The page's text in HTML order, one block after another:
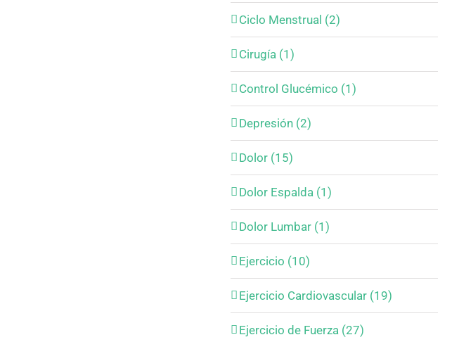
Ciclo Menstrual (2)
Cirugía (1)
Control Glucémico (1)
Depresión (2)
Dolor (15)
Dolor Espalda (1)
Dolor Lumbar (1)
Ejercicio (10)
Ejercicio Cardiovascular (19)
Ejercicio de Fuerza (27)